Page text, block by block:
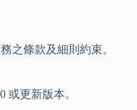
之條款及細則約束。
或更新版本。